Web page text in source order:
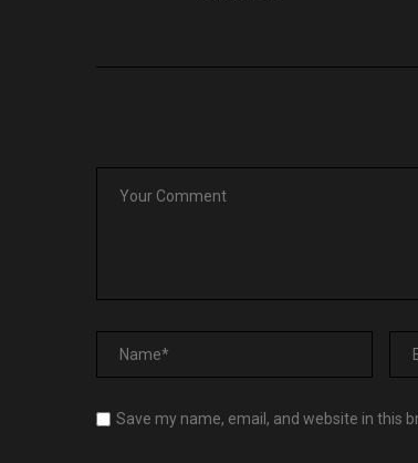
Save my name, email, and website in this